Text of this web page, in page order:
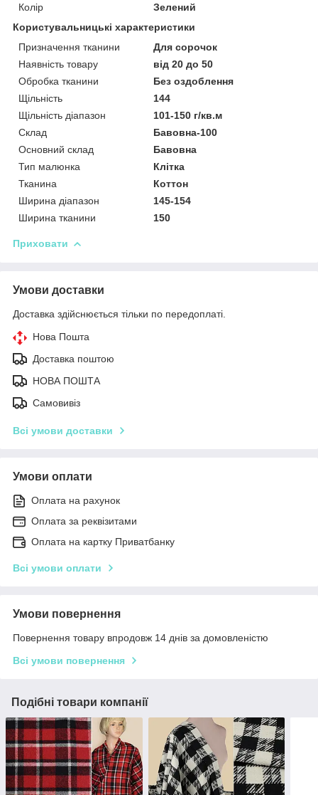
Колір
Зелений
Користувальницькі характеристики
Призначення тканини
Для сорочок
Наявність товару
від 20 до 50
Обробка тканини
Без оздоблення
Щільність
144
Щільність діапазон
101-150 г/кв.м
Склад
Бавовна-100
Основний склад
Бавовна
Тип малюнка
Клітка
Тканина
Коттон
Ширина діапазон
145-154
Ширина тканини
150
Приховати
Умови доставки
Доставка здійснюється тільки по передоплаті.
Нова Пошта
Доставка поштою
НОВА ПОШТА
Самовивіз
Всі умови доставки
Умови оплати
Оплата на рахунок
Оплата за реквізитами
Оплата на картку Приватбанку
Всі умови оплати
Умови повернення
Повернення товару впродовж 14 днів за домовленістю
Всі умови повернення
Подібні товари компанії